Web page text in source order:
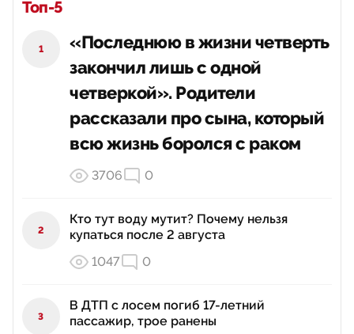
Топ-5
1
«Последнюю в жизни четверть
закончил лишь с одной
четверкой». Родители
рассказали про сына, который
всю жизнь боролся с раком
3706 0
2
Кто тут воду мутит? Почему нельзя
купаться после 2 августа
1047
0
3
В ДТП с лосем погиб 17-летний
пассажир, трое ранены